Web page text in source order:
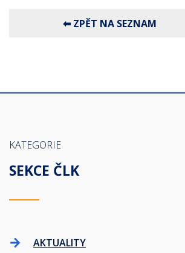
KATEGORIE
SEKCE ČLK
AKTUALITY